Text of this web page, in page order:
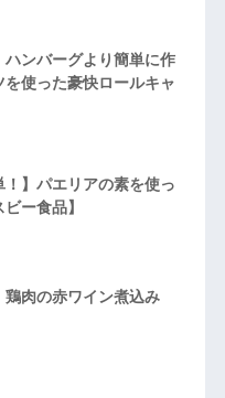
ハンバーグより簡単に作
使った豪快ロールキャ
！】パエリアの素を使っ
ー食品】
鶏肉の赤ワイン煮込み